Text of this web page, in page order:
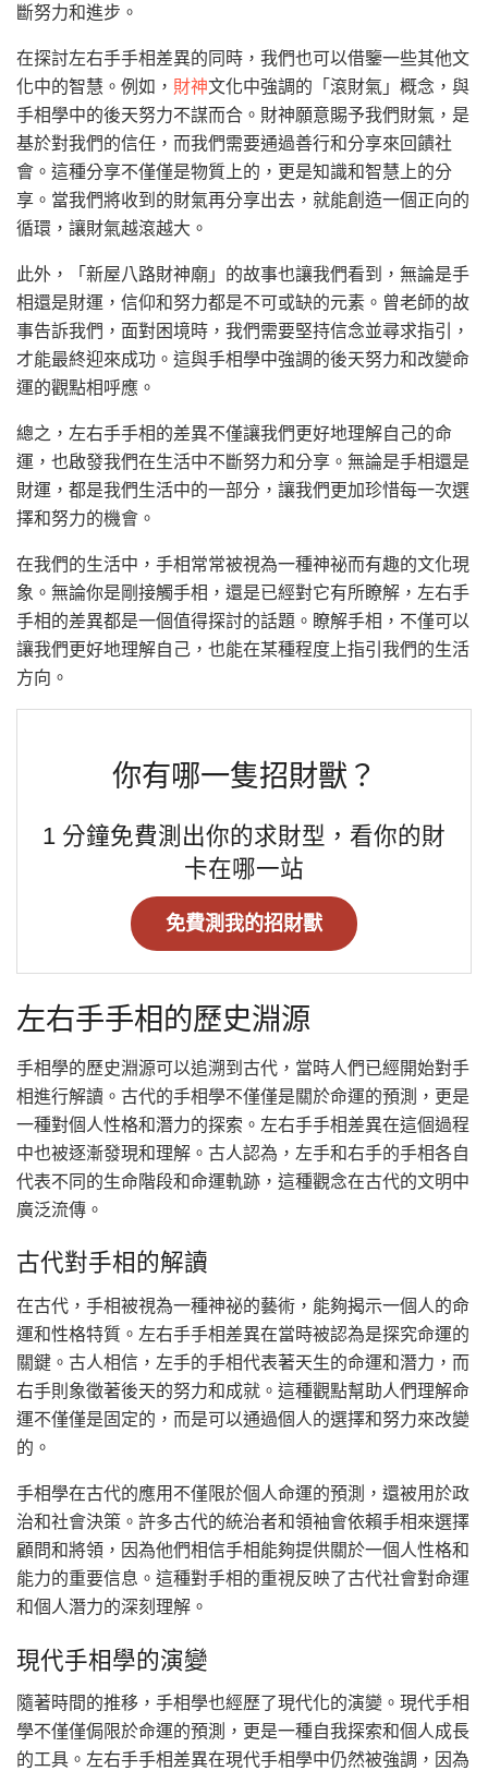
斷努力和進步。
在探討左右手手相差異的同時，我們也可以借鑒一些其他文
化中的智慧。例如， 財神文化中強調的「滾財氣」概念，與
手相學中的後天努力不謀而合。財神願意賜予我們財氣，是
基於對我們的信任，而我們需要通過善行和分享來回饋社
會。這種分享不僅僅是物質上的，更是知識和智慧上的分
享。當我們將收到的財氣再分享出去，就能創造一個正向的
循環，讓財氣越滾越大。
此外，「新屋八路財神廟」的故事也讓我們看到，無論是手
相還是財運，信仰和努力都是不可或缺的元素。曾老師的故
事告訴我們，面對困境時，我們需要堅持信念並尋求指引，
才能最終迎來成功。這與手相學中強調的後天努力和改變命
運的觀點相呼應。
總之，左右手手相的差異不僅讓我們更好地理解自己的命
運，也啟發我們在生活中不斷努力和分享。無論是手相還是
財運，都是我們生活中的一部分，讓我們更加珍惜每一次選
擇和努力的機會。
在我們的生活中，手相常常被視為一種神祕而有趣的文化現
象。無論你是剛接觸手相，還是已經對它有所瞭解，左右手
手相的差異都是一個值得探討的話題。瞭解手相，不僅可以
讓我們更好地理解自己，也能在某種程度上指引我們的生活
方向。
你有哪一隻招財獸？
1 分鐘免費測出你的求財型，看你的財
卡在哪一站
免費測我的招財獸
左右手手相的歷史淵源
手相學的歷史淵源可以追溯到古代，當時人們已經開始對手
相進行解讀。古代的手相學不僅僅是關於命運的預測，更是
一種對個人性格和潛力的探索。左右手手相差異在這個過程
中也被逐漸發現和理解。古人認為，左手和右手的手相各自
代表不同的生命階段和命運軌跡，這種觀念在古代的文明中
廣泛流傳。
古代對手相的解讀
在古代，手相被視為一種神祕的藝術，能夠揭示一個人的命
運和性格特質。左右手手相差異在當時被認為是探究命運的
關鍵。古人相信，左手的手相代表著天生的命運和潛力，而
右手則象徵著後天的努力和成就。這種觀點幫助人們理解命
運不僅僅是固定的，而是可以通過個人的選擇和努力來改變
的。
手相學在古代的應用不僅限於個人命運的預測，還被用於政
治和社會決策。許多古代的統治者和領袖會依賴手相來選擇
顧問和將領，因為他們相信手相能夠提供關於一個人性格和
能力的重要信息。這種對手相的重視反映了古代社會對命運
和個人潛力的深刻理解。
現代手相學的演變
隨著時間的推移，手相學也經歷了現代化的演變。現代手相
學不僅僅侷限於命運的預測，更是一種自我探索和個人成長
的工具。左右手手相差異在現代手相學中仍然被強調，因為